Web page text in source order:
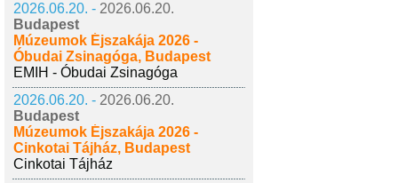
2026.06.20. - 2026.06.20.
Budapest
Múzeumok Éjszakája 2026 -
Óbudai Zsinagóga, Budapest
EMIH - Óbudai Zsinagóga
2026.06.20. - 2026.06.20.
Budapest
Múzeumok Éjszakája 2026 -
Cinkotai Tájház, Budapest
Cinkotai Tájház